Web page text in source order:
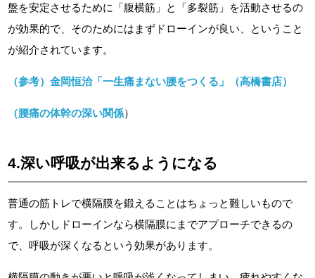
盤を安定させるために「腹横筋」と「多裂筋」を活動させるの
が効果的で、そのためにはまずドローインが良い、ということ
が紹介されています。
（参考）金岡恒治「一生痛まない腰をつくる」（高橋書店）
（腰痛の体幹の深い関係）
4.深い呼吸が出来るようになる
普通の筋トレで横隔膜を鍛えることはちょっと難しいもので
す。しかしドローインなら横隔膜にまでアプローチできるの
で、呼吸が深くなるという効果があります。